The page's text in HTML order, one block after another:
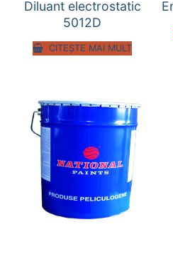
Diluant electrostatic
5012D
CITEȘTE MAI MULT